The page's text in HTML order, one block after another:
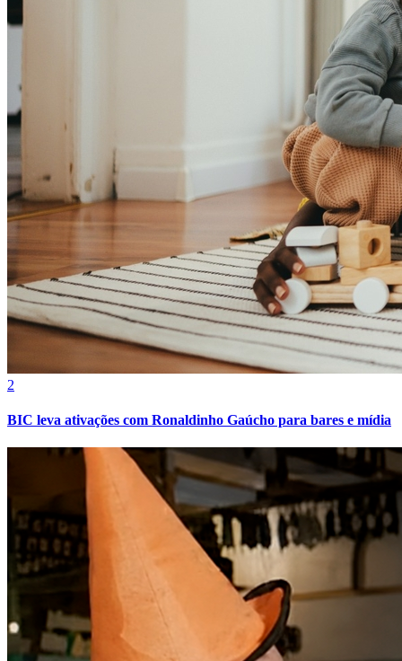
Grêmio
2
BIC leva ativações com Ronaldinho Gaúcho para bares e mídia